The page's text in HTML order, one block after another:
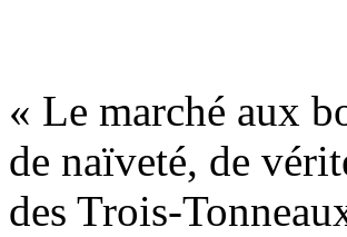
« Le marché aux
de naïveté, de
des Trois-